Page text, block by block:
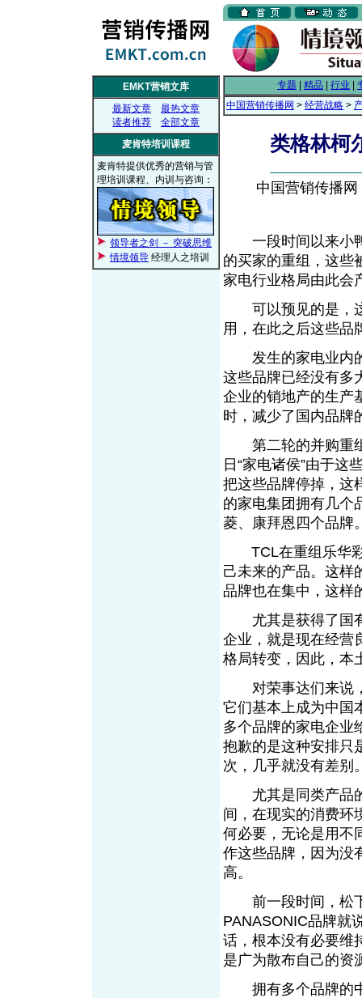
EMKT营销文库
最新文章
最热文章
读者推荐
全部文章
麦肯特培训课程
麦肯特提供优秀的营销与管
理培训课程、内训与咨询：
领导者之剑 － 突破思维
情境领导 经理人之培训
专题 精品 行业
中国营销传播网 > 经营战略 >
类格林柯
中国营销传播
一段时间以来小鸭
的买家的重组，这些
家电行业格局由此会
可以预见的是，这
用，在此之后这些品
发生的家电业内的
这些品牌已经没有多
企业的销地产的生产
时，减少了国内品牌
第二轮的并购重组
日“家电诸侯”由于这
把这些品牌停掉，这
的家电集团拥有几个
菱、康拜恩四个品牌
TCL在重组乐华彩
己未来的产品。这样
品牌也在集中，这样
尤其是获得了国有
企业，就是现在经营
格局转变，因此，本
对荣事达们来说，
它们基本上成为中国
多个品牌的家电企业
抱歉的是这种安排只
次，几乎就没有差别
尤其是同类产品的
间，在现实的消费环
何必要，无论是用不
作这些品牌，因为没
高。
前一段时间，松下
PANASONIC品牌就
话，根本没有必要维
是广为散布自己的资
拥有多个品牌的中